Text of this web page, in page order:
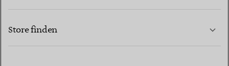
Store finden